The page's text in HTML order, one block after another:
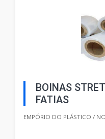
BOINAS
FATIAS
EMPÓRIO DO PLÁSTICO /